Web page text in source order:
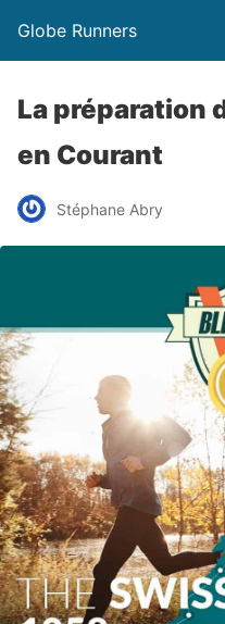
Globe Runners
La préparation
en Courant
Stéphane Abry